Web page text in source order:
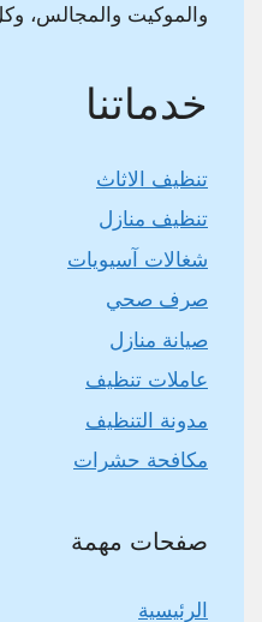
والموكيت والمجالس،
خدماتنا
تنظيف الاثاث
تنظيف منازل
شغالات آسيويات
صرف صحي
صيانة منازل
عاملات تنظيف
مدونة التنظيف
مكافحة حشرات
صفحات مهمة
الرئيسية